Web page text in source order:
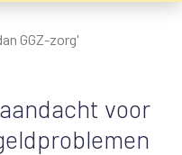
GGZ-zorg'
voor